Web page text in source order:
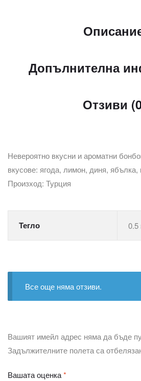
Допълнителна
Отзиви
Невероятно вкусни и ароматни
вкусове: ягода, лимон, диня, ябълка,
Произход: Турция
Тегло 0.5
Все още няма отзиви.
Вашият имейл адрес няма да бъде
Задължителните полета са
Вашата оценка*